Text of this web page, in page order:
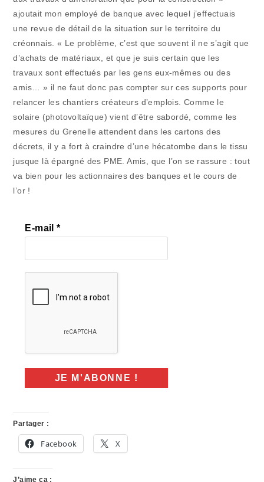
ajoutait mon employé de banque avec lequel j’effectuais
une revue de détail de la situation sur le territoire du
créonnais. « Le problème, c’est que souvent il ne s’agit que
d’achats de matériaux, et que je suis certain que les
travaux sont effectués par les gens eux-mêmes ou des
amis… » il ne faut donc pas compter sur ces supports pour
relancer les chantiers créateurs d’emplois. Comme le
solaire (photovoltaïque) vient d’être sabordé, comme les
mesures du Grenelle attendent dans les cartons des
décrets, il y a fort à craindre d’une hécatombe dans le tissu
jusque là épargné des PME. Amis, que l’on se rassure : tout
va bien pour les actionnaires des banques et le cours de
l’or !
E-mail*
Partager :
Facebook X
J’aime ça :